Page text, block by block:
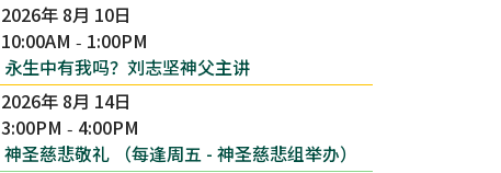
2026年 8月 10日
10:00AM - 1:00PM
永生中有我吗？刘志坚神父主讲
2026年 8月 14日
3:00PM - 4:00PM
神圣慈悲敬礼 （每逢周五 - 神圣慈悲组举办）